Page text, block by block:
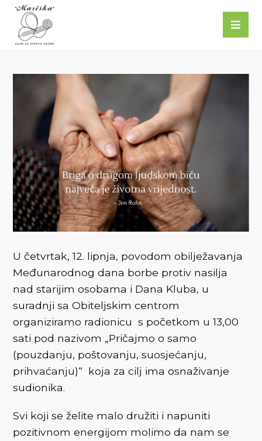
U četvrtak, 12. lipnja, povodom obilježavanja
Međunarodnog dana borbe protiv nasilja
nad starijim osobama i Dana Kluba, u
suradnji sa Obiteljskim centrom
organiziramo radionicu s početkom u 13,00
sati pod nazivom „Pričajmo o samo
(pouzdanju, poštovanju, suosjećanju,
prihvaćanju)“ koja za cilj ima osnaživanje
sudionika.
Svi koji se želite malo družiti i napuniti
pozitivnom energijom molimo da nam se